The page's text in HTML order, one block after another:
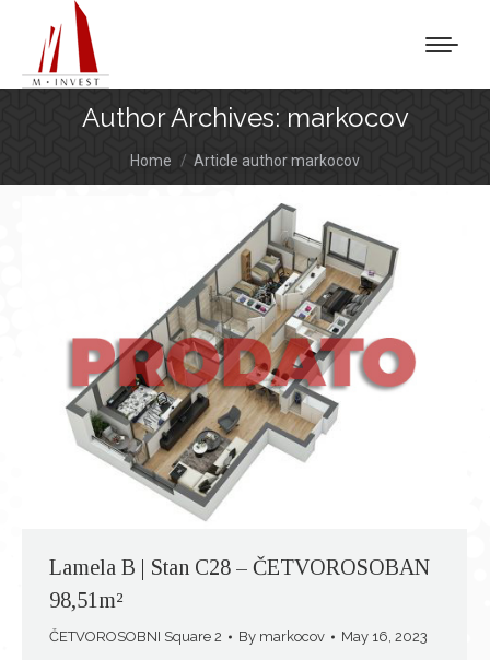
Author Archives: markocov
You are here:
Home Article author markocov
Lamela B | Stan C28 – ČETVOROSOBAN
98,51m²
ČETVOROSOBNI Square 2 By markocov May 16, 2023